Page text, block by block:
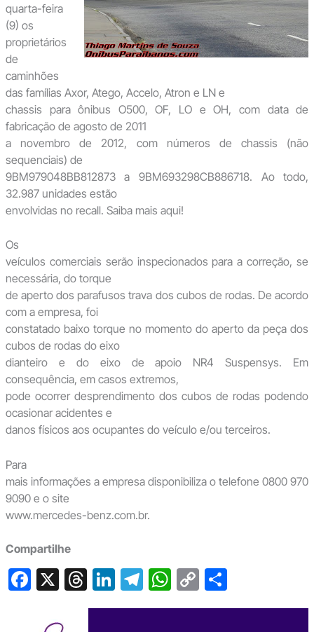
quarta-feira
(9) os
proprietários
de
caminhões
das famílias Axor, Atego, Accelo, Atron e LN e
chassis para ônibus O500, OF, LO e OH, com data de
fabricação de agosto de 2011
a novembro de 2012, com números de chassis (não
sequenciais) de
9BM979048BB812873 a 9BM693298CB886718. Ao todo,
32.987 unidades estão
envolvidas no recall. Saiba mais aqui!
Os
veículos comerciais serão inspecionados para a correção, se
necessária, do torque
de aperto dos parafusos trava dos cubos de rodas. De acordo
com a empresa, foi
constatado baixo torque no momento do aperto da peça dos
cubos de rodas do eixo
dianteiro e do eixo de apoio NR4 Suspensys. Em
consequência, em casos extremos,
pode ocorrer desprendimento dos cubos de rodas podendo
ocasionar acidentes e
danos físicos aos ocupantes do veículo e/ou terceiros.
Para
mais informações a empresa disponibiliza o telefone 0800 970
9090 e o site
www.mercedes-benz.com.br.
Compartilhe
F X T
hr
Li
n
T
el
W
h
C
o
S
h